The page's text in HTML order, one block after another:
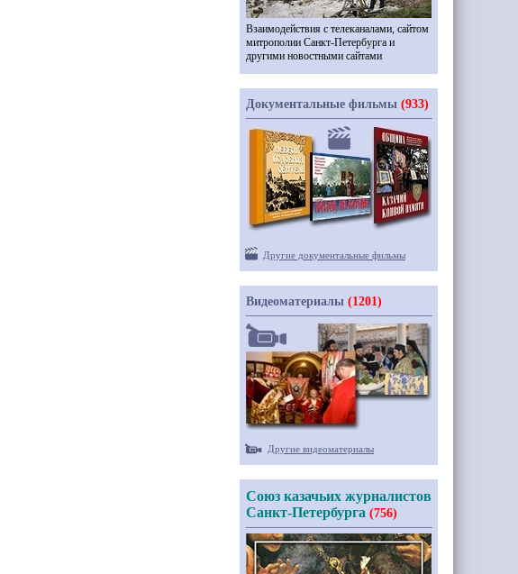
Взаимодействия с телеканалами, сайтом
митрополии Санкт-Петербурга и
другими новостными сайтами
Документальные фильмы (933)
Другие документальные фильмы
Видеоматериалы (1201)
Другие видеоматериалы
Союз казачьих журналистов
Санкт-Петербурга (756)